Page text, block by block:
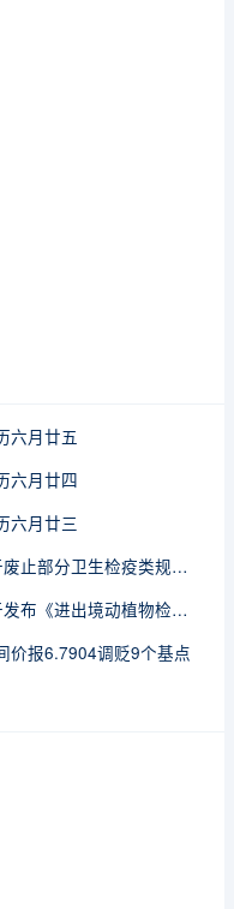
六月廿五
六月廿四
六月廿三
海关总署公告2026年第112号（关于废止部分卫生检疫类规范性文件的公告）
海关总署公告2026年第111号（关于发布《进出境动植物检疫处理监督管理工作规定》《进出境卫生处理监督管理工作规定》的公告）
价报6.7904调贬9个基点